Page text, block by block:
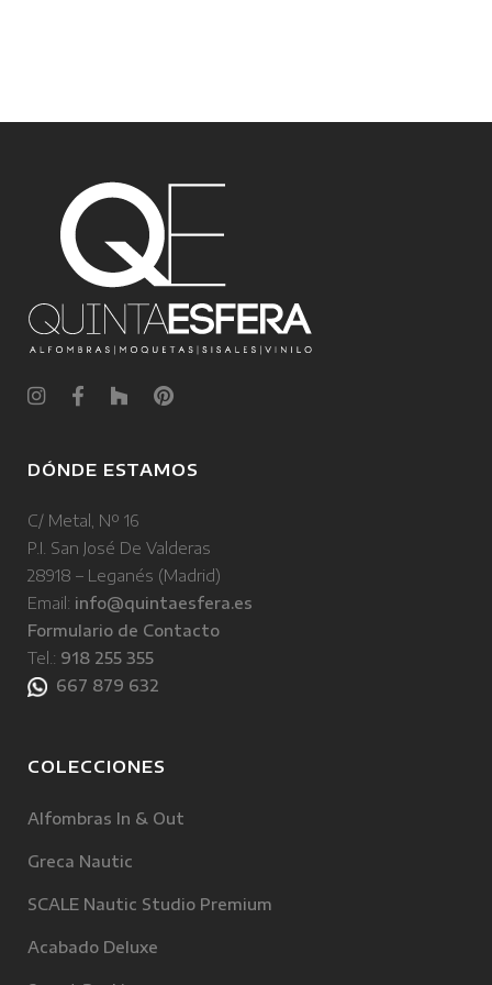
Descargar
DÓNDE ESTAMOS
C/ Metal, Nº 16
P.I. San José De Valderas
28918 – Leganés (Madrid)
Email: info@quintaesfera.es
Formulario de Contacto
Tel.: 918 255 355
667 879 632
COLECCIONES
Alfombras In & Out
Greca Nautic
SCALE Nautic Studio Premium
Acabado Deluxe